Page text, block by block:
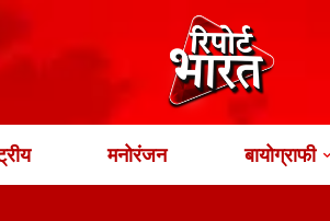
मनोरंजन बायोग्राफी